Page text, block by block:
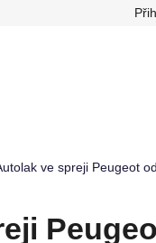
ve spreji Peugeot